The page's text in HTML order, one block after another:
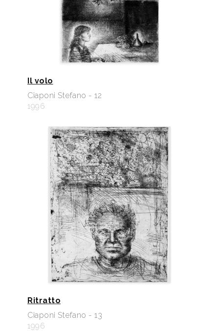
Il volo
Ciaponi Stefano - 12
1996
Ritratto
Ciaponi Stefano - 13
1996